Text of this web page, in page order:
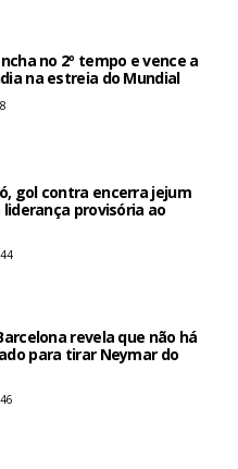
no 2º tempo e vence a
na estreia do Mundial
gol contra encerra jejum
liderança provisória ao
revela que não há
para tirar Neymar do